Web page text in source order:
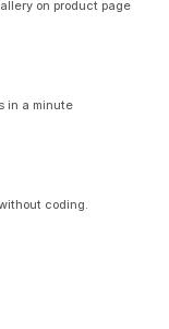
on product page
in a minute
coding.